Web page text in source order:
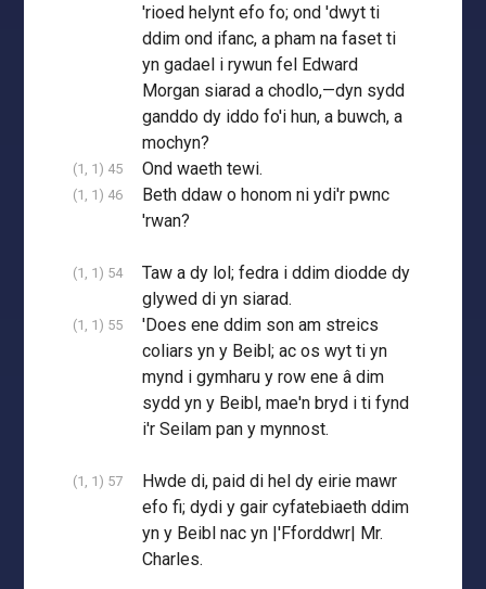
'rioed helynt efo fo; ond 'dwyt ti
ddim ond ifanc, a pham na faset ti
yn gadael i rywun fel Edward
Morgan siarad a chodlo,—dyn sydd
ganddo dy iddo fo'i hun, a buwch, a
mochyn?
(1, 1) 45 Ond waeth tewi.
(1, 1) 46
Beth ddaw o honom ni ydi'r pwnc
'rwan?
(1, 1) 54
Taw a dy lol; fedra i ddim diodde dy
glywed di yn siarad.
(1, 1) 55
'Does ene ddim son am streics
coliars yn y Beibl; ac os wyt ti yn
mynd i gymharu y row ene â dim
sydd yn y Beibl, mae'n bryd i ti fynd
i'r Seilam pan y mynnost.
(1, 1) 57
Hwde di, paid di hel dy eirie mawr
efo fi; dydi y gair cyfatebiaeth ddim
yn y Beibl nac yn |'Fforddwr| Mr.
Charles.